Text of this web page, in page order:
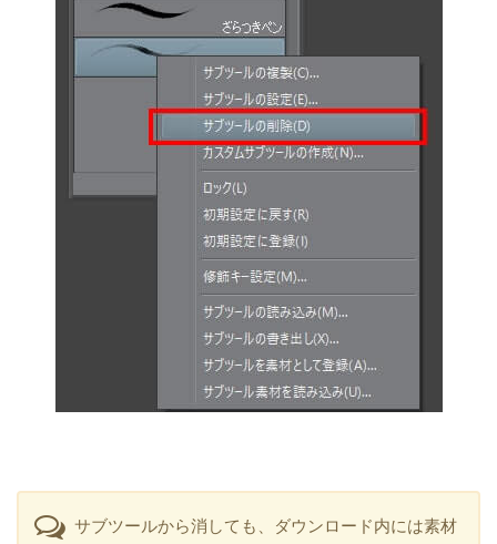
サブツールから消しても、ダウンロード内には素材